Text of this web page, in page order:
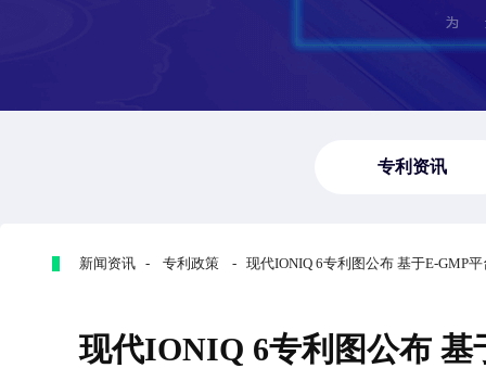
专利资讯
新闻资讯 - 专利政策 - 现代IONIQ 6专利图公布 基于E-GMP平
现代IONIQ 6专利图公布 基